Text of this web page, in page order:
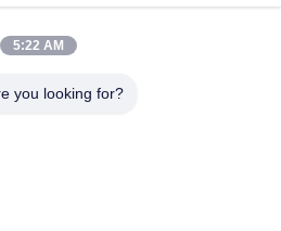
クコンタクト
5:22 AM
you looking for?